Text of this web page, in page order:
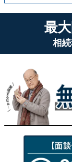
最
相